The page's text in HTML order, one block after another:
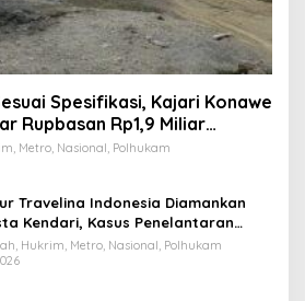
Spesifikasi, Kajari Konawe
Rupbasan Rp1,9 Miliar
Metro, Nasional, Polhukam
Travelina Indonesia Diamankan
Kendari, Kasus Penelantaran
Umrah Masuk Babak Baru
Hukrim, Metro, Nasional, Polhukam